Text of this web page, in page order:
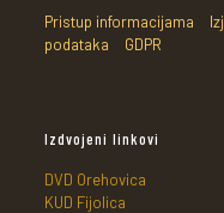
Pristup informacijama
podataka
GDPR
Izdvojeni linkovi
DVD Orehovica
KUD Fijolica